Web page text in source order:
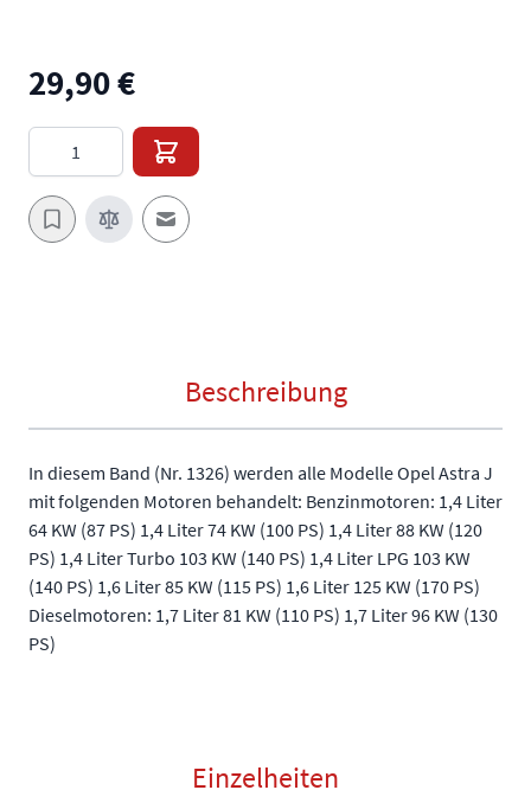
29,90 €
E-Mail an einen Freund
Beschreibung
In diesem Band (Nr. 1326) werden alle Modelle Opel Astra J
mit folgenden Motoren behandelt: Benzinmotoren: 1,4 Liter
64 KW (87 PS) 1,4 Liter 74 KW (100 PS) 1,4 Liter 88 KW (120
PS) 1,4 Liter Turbo 103 KW (140 PS) 1,4 Liter LPG 103 KW
(140 PS) 1,6 Liter 85 KW (115 PS) 1,6 Liter 125 KW (170 PS)
Dieselmotoren: 1,7 Liter 81 KW (110 PS) 1,7 Liter 96 KW (130
PS)
Einzelheiten